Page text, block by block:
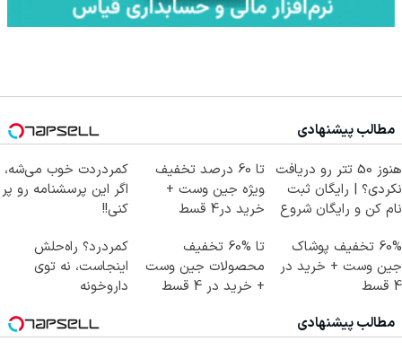
مطالب پیشنهادی
هنوز 50 تتر رو دریافت
نکردی؟ | رایگان ثبت
نام کن و رایگان شروع
تا 60 درصد تخفیف
ویژه جین وست +
خرید در4 قسط
کمردردت خوب می‌شه،
اگر این پرسشنامه رو پر
کنی!!
60% تخفیف پوشاک
جین وست + خرید در
4 قسط
تا %60 تخفیف
محصولات جین وست
+ خرید در 4 قسط
کمردرد؟ راه‌حلش
اینجاست، نه توی
داروخونه
مطالب پیشنهادی